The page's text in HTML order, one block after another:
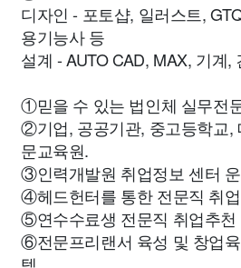
디자인 - 포토샵, 일러스트,
용기능사 등
설계 - AUTO CAD, MAX, 기계
①믿을 수 있는 법인체 실무전
②기업, 공공기관, 중고등학교,
문교육원.
③인력개발원 취업정보 센터
④헤드헌터를 통한 전문직 취
⑤연수수료생 전문직 취업추천
⑥전문프리랜서 육성 및 창업